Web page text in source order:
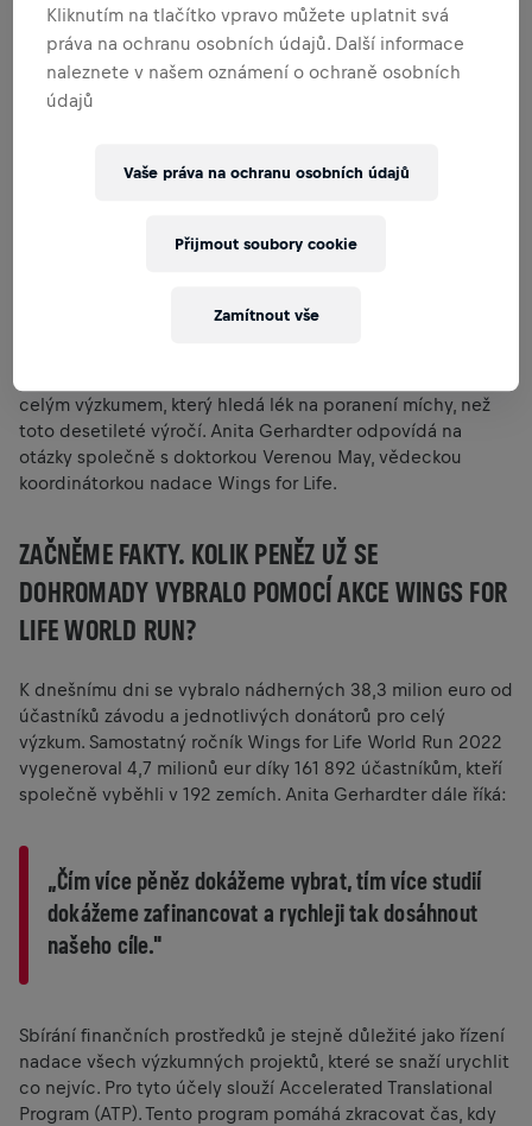
„Tento nadační běh je velmi speciální. Může se ho
registrací jsou věnováný na dobrou věc."
Známým prvkem celého závodu je tzv. „Catcher Car", které
celým výzkumem, který hledá lék na poranení míchy, než
toto desetileté výročí. Anita Gerhardter odpovídá na
otázky společně s doktorkou Verenou May, vědeckou
koordinátorkou nadace Wings for Life.
ZAČNĚME FAKTY. KOLIK PENĚZ UŽ SE
DOHROMADY VYBRALO POMOCÍ AKCE WINGS FOR
LIFE WORLD RUN?
K dnešnímu dni se vybralo nádherných 38,3 milion euro od
účastníků závodu a jednotlivých donátorů pro celý
výzkum. Samostatný ročník Wings for Life World Run 2022
vygeneroval 4,7 milionů eur díky 161 892 účastníkům, kteří
společně vyběhli v 192 zemích. Anita Gerhardter dále říká:
„Čím více pěněz dokážeme vybrat, tím více studií
dokážeme zafinancovat a rychleji tak dosáhnout
našeho cíle."
Sbírání finančních prostředků je stejně důležité jako řízení
nadace všech výzkumných projektů, které se snaží urychlit
co nejvíc. Pro tyto účely slouží Accelerated Translational
Program (ATP). Tento program pomáhá zkracovat čas, kdy
Kliknutím na tlačítko vpravo můžete uplatnit svá
práva na ochranu osobních údajů. Další informace
naleznete v našem oznámení o ochraně osobních
údajů
Vaše práva na ochranu osobních údajů
Zamítnout vše
Přijmout soubory cookie